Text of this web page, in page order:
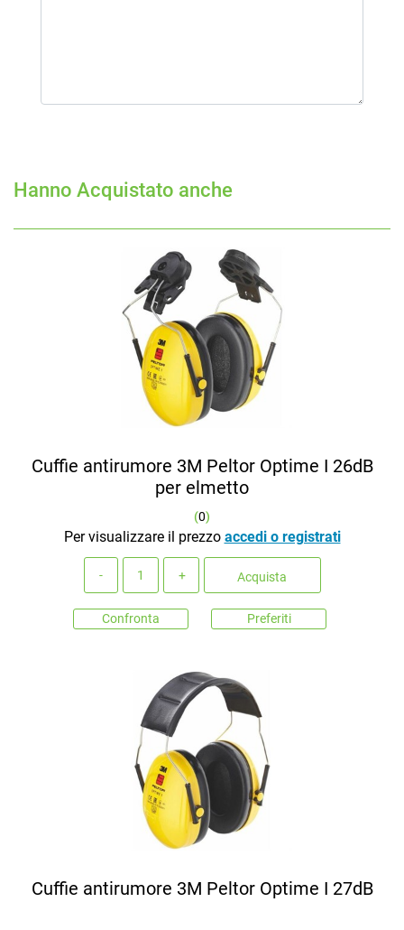
Hanno Acquistato anche
Cuffie antirumore 3M Peltor Optime I 26dB
per elmetto
(0)
Per visualizzare il prezzo accedi o registrati
Acquista
Confronta Preferiti
Cuffie antirumore 3M Peltor Optime I 27dB